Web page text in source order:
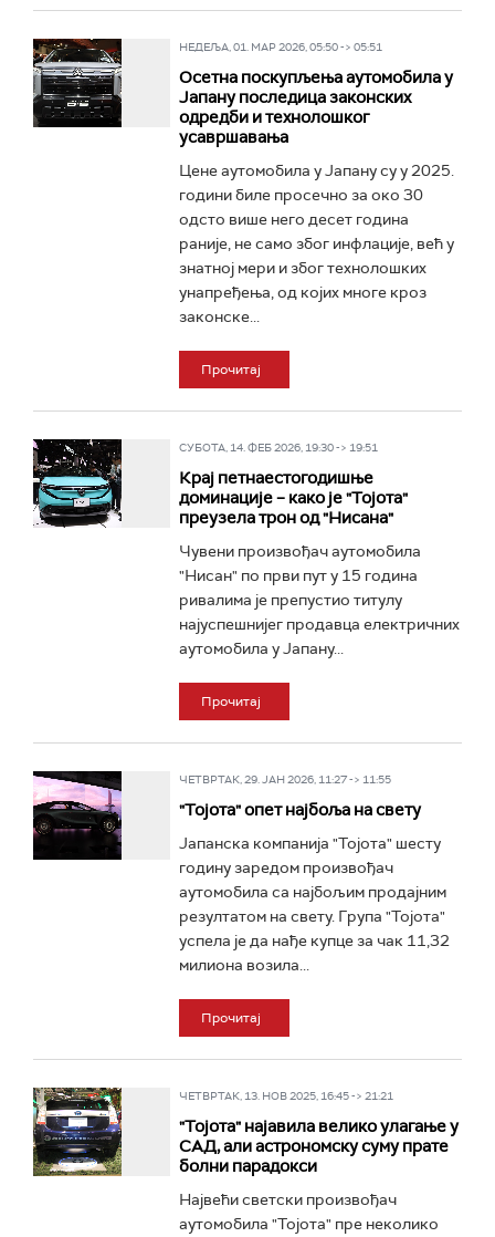
НЕДЕЉА, 01. МАР 2026, 05:50 -> 05:51
Осетна поскупљења аутомобила у
Јапану последица законских
одредби и технолошког
усавршавања
Цене аутомобила у Јапану су у 2025.
години биле просечно за око 30
одсто више него десет година
раније, не само због инфлације, већ у
знатној мери и због технолошких
унапређења, од којих многе кроз
законске...
Прочитај
СУБОТА, 14. ФЕБ 2026, 19:30 -> 19:51
Крај петнаестогодишње
доминације – како је "Тојота"
преузела трон од "Нисана"
Чувени произвођач аутомобила
"Нисан" по први пут у 15 година
ривалима је препустио титулу
најуспешнијег продавца електричних
аутомобила у Јапану...
Прочитај
ЧЕТВРТАК, 29. ЈАН 2026, 11:27 -> 11:55
"Тојота" опет најбоља на свету
Јапанска компанија "Тојота" шесту
годину заредом произвођач
аутомобила са најбољим продајним
резултатом на свету. Група "Тојота"
успела је да нађе купце за чак 11,32
милиона возила...
Прочитај
ЧЕТВРТАК, 13. НОВ 2025, 16:45 -> 21:21
"Тојота" најавила велико улагање у
САД, али астрономску суму прате
болни парадокси
Највећи светски произвођач
аутомобила "Тојота" пре неколико